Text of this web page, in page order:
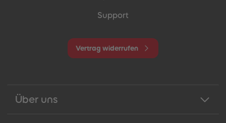
Support
Vertrag widerrufen
Über uns